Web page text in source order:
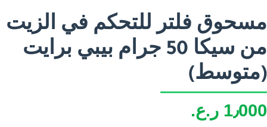
مسحوق فلتر للتحكم في الزيت
من سيكا 50 جرام بيبي برايت
(متوسط)
1٫000 ر.ع.